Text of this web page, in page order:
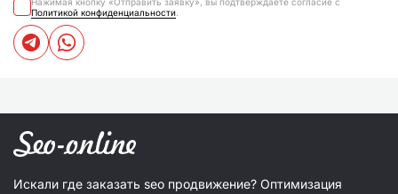
Политикой конфиденциальности
Искали где заказать seo продвижение? Оптимизация